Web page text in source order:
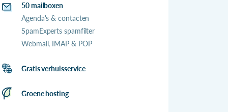
50 mailboxen
Agenda's & contacten
SpamExperts spamfilter
Webmail, IMAP & POP
Gratis verhuisservice
Groene hosting